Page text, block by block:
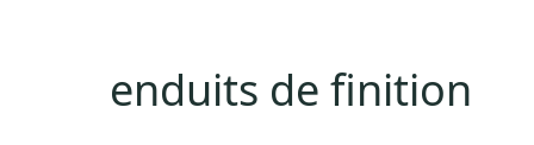
enduits de finition